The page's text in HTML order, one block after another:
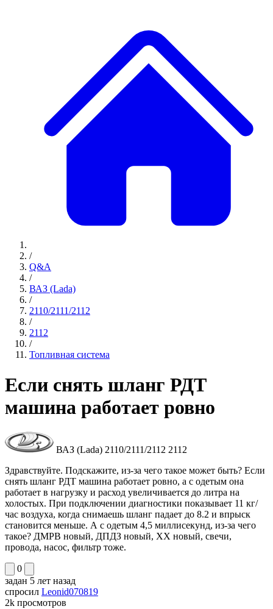
/
Q&A
/
ВАЗ (Lada)
/
2110/2111/2112
/
2112
/
Топливная система
Если снять шланг РДТ
машина работает ровно
ВАЗ (Lada) 2110/2111/2112 2112
Здравствуйте. Подскажите, из-за чего такое может быть? Если
снять шланг РДТ машина работает ровно, а с одетым она
работает в нагрузку и расход увеличивается до литра на
холостых. При подключении диагностики показывает 11 кг/
час воздуха, когда снимаешь шланг падает до 8.2 и впрыск
становится меньше. А с одетым 4,5 миллисекунд, из-за чего
такое? ДМРВ новый, ДПДЗ новый, ХХ новый, свечи,
провода, насос, фильтр тоже.
0
задан 5 лет назад
спросил Leonid070819
2k просмотров